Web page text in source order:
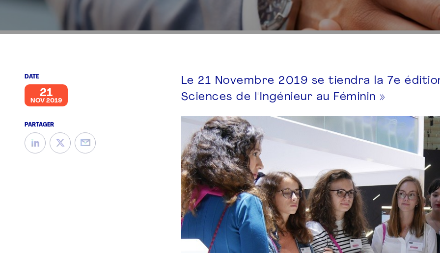
DATE
21
NOV 2019
PARTAGER
Le 21 Novembre 2019 se tiendra la 7e
Sciences de l'Ingénieur au Féminin »